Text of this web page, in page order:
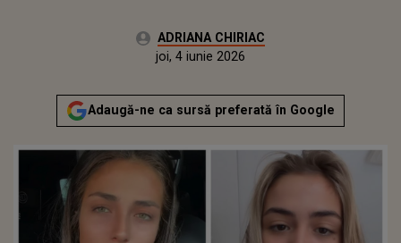
Autor:ADRIANA CHIRIAC
Actualizat:
joi, 4 iunie 2026
Adaugă-ne ca sursă preferată în Google